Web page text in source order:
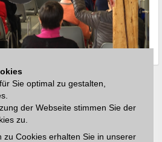
Sie optimal zu gestalten,
der Webseite stimmen Sie der
zu.
zu Cookies erhalten Sie in unserer